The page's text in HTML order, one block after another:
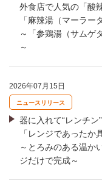
外食店で人気の「酸
「麻辣湯（マーラー
～「参鶏湯（サムゲ
～
2026年07月15日
ニュースリリース
器に入れて“レンチン
「レンジであったか
～とろみのある温か
ジだけで完成～